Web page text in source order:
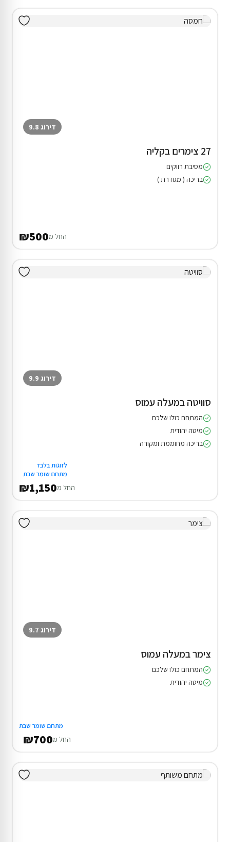
דירוג 9.8
27 צימרים בקליה
מסיבת רווקים
בריכה ( מגודרת )
החל מ₪500
דירוג 9.9
סוויטה במעלה עמוס
המתחם כולו שלכם
מיטה יהודית
בריכה מחוממת ומקורה
לזוגות בלבד
מתחם שומר שבת
החל מ₪1,150
דירוג 9.7
צימר במעלה עמוס
המתחם כולו שלכם
מיטה יהודית
מתחם שומר שבת
החל מ₪700